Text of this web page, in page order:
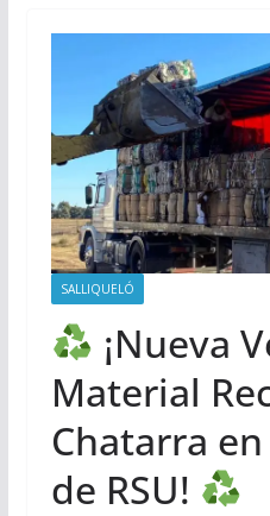
SALLIQUELÓ
¡Nueva
Material
Chatarra
de RSU!